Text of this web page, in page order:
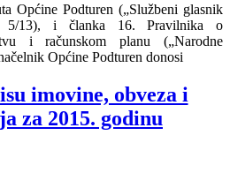
Općine Podturen („Službeni glasnik
5/13), i članka 16. Pravilnika o
i računskom planu („Narodne
Općine Podturen donosi
imovine, obveza i
za 2015. godinu